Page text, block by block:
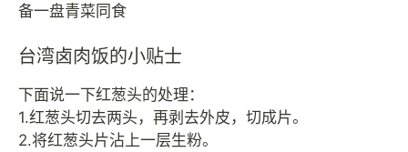
备一盘青菜同食
台湾卤肉饭的小贴士
下面说一下红葱头的处理：
1.红葱头切去两头，再剥去外皮，切成片。
2.将红葱头片沾上一层生粉。